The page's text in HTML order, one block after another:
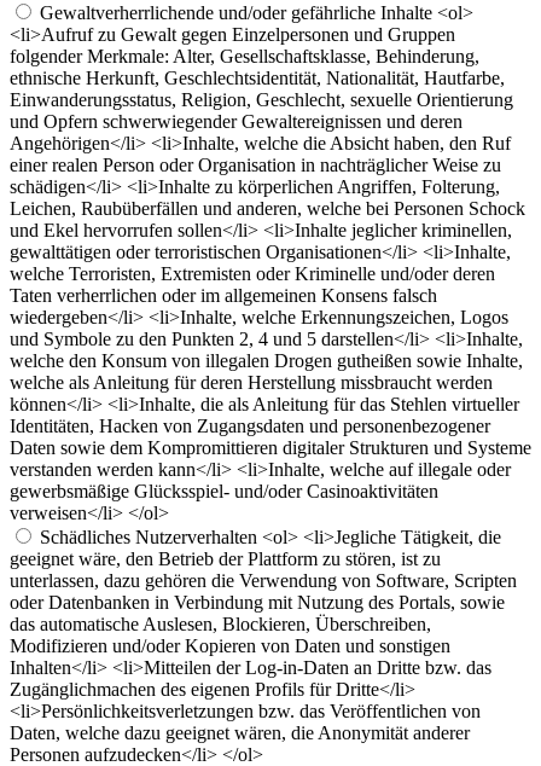
Gewaltverherrlichende und/oder gefährliche Inhalte <ol>
<li>Aufruf zu Gewalt gegen Einzelpersonen und Gruppen
folgender Merkmale: Alter, Gesellschaftsklasse, Behinderung,
ethnische Herkunft, Geschlechtsidentität, Nationalität, Hautfarbe,
Einwanderungsstatus, Religion, Geschlecht, sexuelle Orientierung
und Opfern schwerwiegender Gewaltereignissen und deren
Angehörigen</li> <li>Inhalte, welche die Absicht haben, den Ruf
einer realen Person oder Organisation in nachträglicher Weise zu
schädigen</li> <li>Inhalte zu körperlichen Angriffen, Folterung,
Leichen, Raubüberfällen und anderen, welche bei Personen Schock
und Ekel hervorrufen sollen</li> <li>Inhalte jeglicher kriminellen,
gewalttätigen oder terroristischen Organisationen</li> <li>Inhalte,
welche Terroristen, Extremisten oder Kriminelle und/oder deren
Taten verherrlichen oder im allgemeinen Konsens falsch
wiedergeben</li> <li>Inhalte, welche Erkennungszeichen, Logos
und Symbole zu den Punkten 2, 4 und 5 darstellen</li> <li>Inhalte,
welche den Konsum von illegalen Drogen gutheißen sowie Inhalte,
welche als Anleitung für deren Herstellung missbraucht werden
können</li> <li>Inhalte, die als Anleitung für das Stehlen virtueller
Identitäten, Hacken von Zugangsdaten und personenbezogener
Daten sowie dem Kompromittieren digitaler Strukturen und Systeme
verstanden werden kann</li> <li>Inhalte, welche auf illegale oder
gewerbsmäßige Glücksspiel- und/oder Casinoaktivitäten
verweisen</li> </ol>
Schädliches Nutzerverhalten <ol> <li>Jegliche Tätigkeit, die
geeignet wäre, den Betrieb der Plattform zu stören, ist zu
unterlassen, dazu gehören die Verwendung von Software, Scripten
oder Datenbanken in Verbindung mit Nutzung des Portals, sowie
das automatische Auslesen, Blockieren, Überschreiben,
Modifizieren und/oder Kopieren von Daten und sonstigen
Inhalten</li> <li>Mitteilen der Log-in-Daten an Dritte bzw. das
Zugänglichmachen des eigenen Profils für Dritte</li>
<li>Persönlichkeitsverletzungen bzw. das Veröffentlichen von
Daten, welche dazu geeignet wären, die Anonymität anderer
Personen aufzudecken</li> </ol>